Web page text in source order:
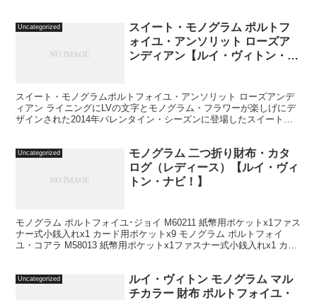
Uncategorized
スイート・モノグラム ポルトフ
ォイユ・アンソリット ローズア
ンディアン【ルイ・ヴィトン・ナ
スイート・モノグラムポルトフォイユ・アンソリット ローズアンデ
ィアン ライニングにLVの文字とモノグラム・フラワーが楽しげにデ
ザインされた2014年バレンタイン・シーズンに登場したスイート・
Uncategorized
モノグラム 二つ折り財布・カタ
ログ（レディース）【ルイ・ヴィ
トン・ナビ！】
モノグラム ポルトフォイユ･ジョイ M60211 紙幣用ポケットx1ファス
ナー式小銭入れx1 カード用ポケットx9 モノグラム ポルトフォイ
ユ・コアラ M58013 紙幣用ポケットx1ファスナー式小銭入れx1 カー
Uncategorized
ルイ・ヴィトン モノグラム マル
チカラー 財布 ポルトフォイユ・